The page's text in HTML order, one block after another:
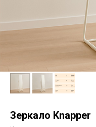
Зеркало Knapper